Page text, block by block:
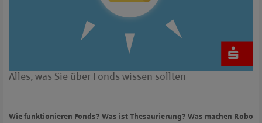
Alles, was Sie über Fonds wissen sollten
Wie funktionieren Fonds? Was ist Thesaurierung? Was machen Robo